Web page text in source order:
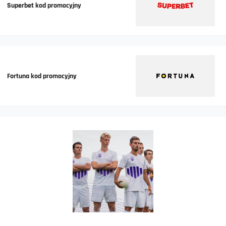
Superbet kod promocyjny
Fortuna kod promocyjny